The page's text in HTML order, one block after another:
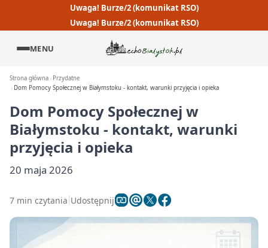
Uwaga! Burze/2 (komunikat RSO)
Uwaga! Burze/2 (komunikat RSO)
MENU
Strona główna
Przydatne
Dom Pomocy Społecznej w Białymstoku - kontakt, warunki przyjęcia i opieka
Dom Pomocy Społecznej w
Białymstoku - kontakt, warunki
przyjęcia i opieka
20 maja 2026
7 min czytania Udostępnij